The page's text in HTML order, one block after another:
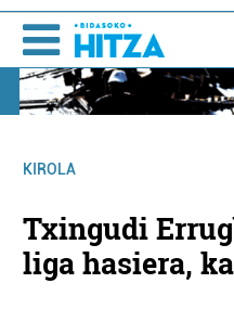
KIROLA
Txingudi
liga hasiera,